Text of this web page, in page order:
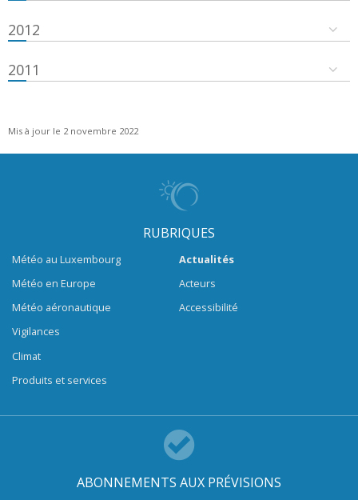
2012
2011
Mis à jour le 2 novembre 2022
RUBRIQUES
Météo au Luxembourg
Météo en Europe
Météo aéronautique
Vigilances
Climat
Produits et services
Actualités
Acteurs
Accessibilité
ABONNEMENTS AUX PRÉVISIONS